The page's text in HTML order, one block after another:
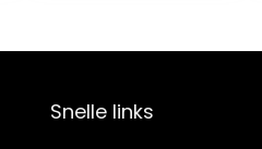
Snelle links